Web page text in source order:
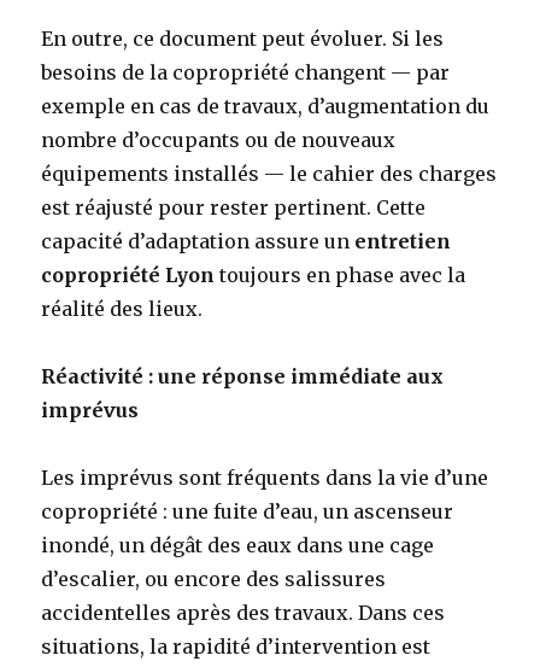
En outre, ce document peut évoluer. Si les
besoins de la copropriété changent — par
exemple en cas de travaux, d’augmentation du
nombre d’occupants ou de nouveaux
équipements installés — le cahier des charges
est réajusté pour rester pertinent. Cette
capacité d’adaptation assure un entretien
copropriété Lyon toujours en phase avec la
réalité des lieux.
Réactivité : une réponse immédiate aux
imprévus
Les imprévus sont fréquents dans la vie d’une
copropriété : une fuite d’eau, un ascenseur
inondé, un dégât des eaux dans une cage
d’escalier, ou encore des salissures
accidentelles après des travaux. Dans ces
situations, la rapidité d’intervention est